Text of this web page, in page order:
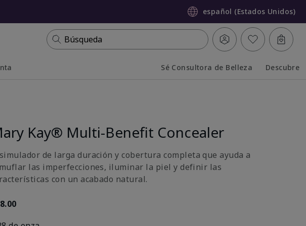
español (Estados Unidos)
Búsqueda
Sé Consultora de Belleza Descubre
Kay® Multi-Benefit Concealer
de larga duración y cobertura completa que ayuda a
las imperfecciones, iluminar la piel y definir las
con un acabado natural.